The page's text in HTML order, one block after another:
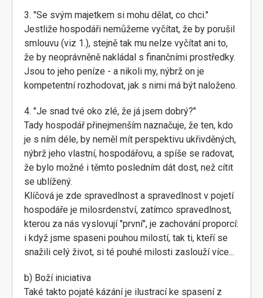
3. "Se svým majetkem si mohu dělat, co chci."
Jestliže hospodáři nemůžeme vyčítat, že by porušil
smlouvu (viz 1.), stejně tak mu nelze vyčítat ani to,
že by neoprávněně nakládal s finančními prostředky.
Jsou to jeho peníze - a nikoli my, nýbrž on je
kompetentní rozhodovat, jak s nimi má být naloženo.
4. "Je snad tvé oko zlé, že já jsem dobrý?"
Tady hospodář přinejmenším naznačuje, že ten, kdo
je s ním déle, by neměl mít perspektivu ukřivděných,
nýbrž jeho vlastní, hospodářovu, a spíše se radovat,
že bylo možné i těmto posledním dát dost, než cítit
se ublížený.
Klíčová je zde spravedlnost a spravedlnost v pojetí
hospodáře je milosrdenství, zatímco spravedlnost,
kterou za nás vyslovují "první", je zachování proporcí:
i když jsme spaseni pouhou milostí, tak ti, kteří se
snažili celý život, si té pouhé milosti zaslouží více...
b) Boží iniciativa
Také takto pojaté kázání je ilustrací ke spasení z